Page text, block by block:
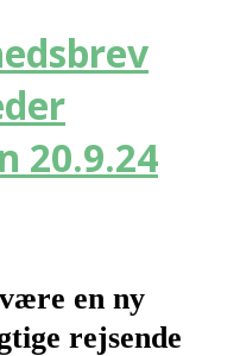
20.9.24
en ny
rejsende